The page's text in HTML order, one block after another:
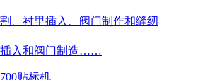
插入和阀门制造……